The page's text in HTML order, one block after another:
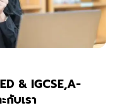
& IGCSE,A-
กับเรา